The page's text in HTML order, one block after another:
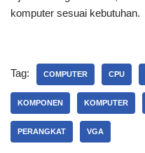
komputer sesuai kebutuhan.
Tag: COMPUTER CPU
KOMPONEN KOMPUTER
PERANGKAT VGA